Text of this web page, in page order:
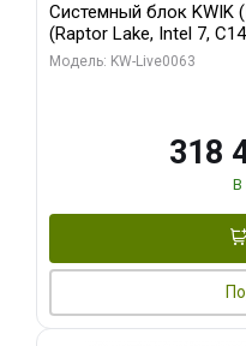
Системный блок KWIK
(Raptor Lake, Intel 7,
RTX5080 VENTUS 3X
Модель: KW-Live0063
318
В